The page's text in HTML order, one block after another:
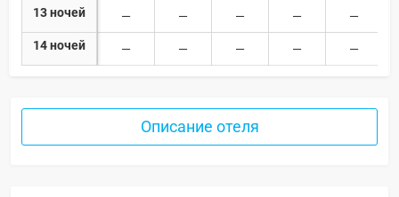
13 ночей
14 ночей
Описание отеля